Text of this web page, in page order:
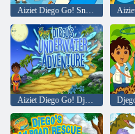
Aiziet Diego Go! Snovborda glābšana
Aiziet Diego Go! Djego zemūdens piedzīvojums